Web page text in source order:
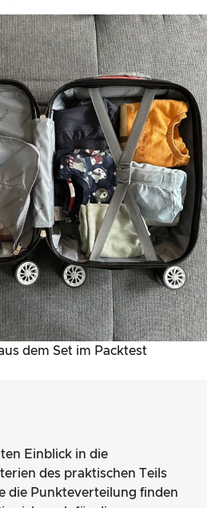
dem Set im Packtest
Einblick in die
des praktischen Teils
die Punkteverteilung finden